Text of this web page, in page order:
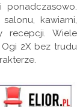
ponadczasowo.
kawiarni,
recepcji. Wiele
2X bez trudu